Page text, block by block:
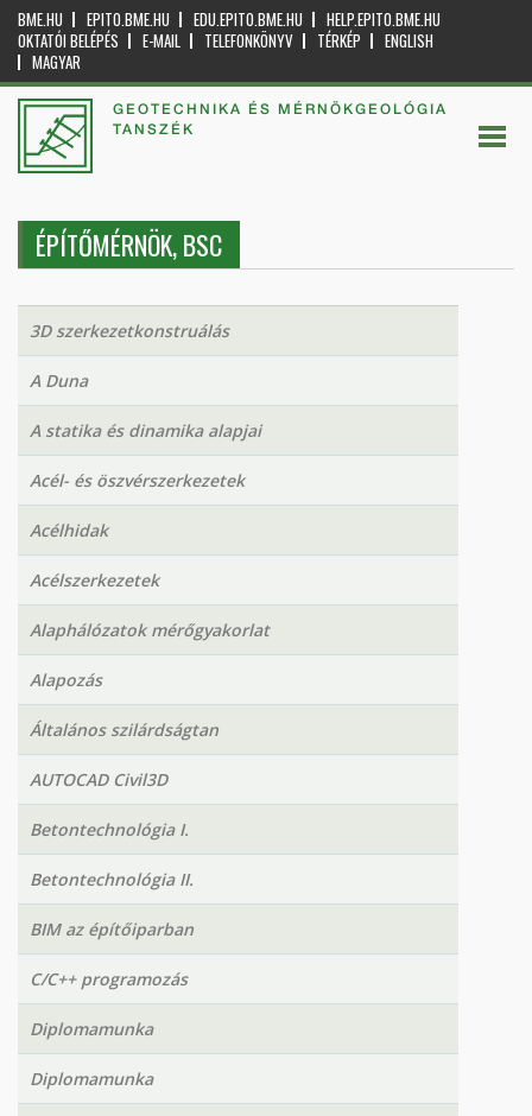
BME.HU EPITO.BME.HU EDU.EPITO.BME.HU
HELP.EPITO.BME.HU
OKTATÓI BELÉPÉS
E-MAIL TELEFONKÖNYV TÉRKÉP
ENGLISH
MAGYAR
GEOTECHNIKA ÉS MÉRNÖKGEOLÓGIA
TANSZÉK
ÉPÍTŐMÉRNÖK, BSC
3D szerkezetkonstruálás
A Duna
A statika és dinamika alapjai
Acél- és öszvérszerkezetek
Acélhidak
Acélszerkezetek
Alaphálózatok mérőgyakorlat
Alapozás
Általános szilárdságtan
AUTOCAD Civil3D
Betontechnológia I.
Betontechnológia II.
BIM az építőiparban
C/C++ programozás
Diplomamunka
Diplomamunka